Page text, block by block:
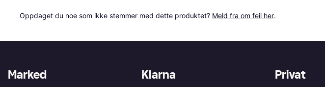
Oppdaget du noe som ikke stemmer med dette produktet? Meld fra om feil her.
Klarna Privat
Marked